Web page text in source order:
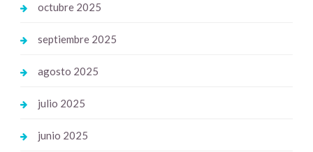
octubre 2025
septiembre 2025
agosto 2025
julio 2025
junio 2025